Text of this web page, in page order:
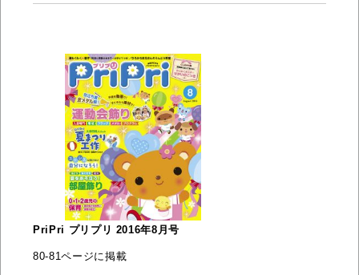
PriPri プリプリ 2016年8月号
80-81ページに掲載